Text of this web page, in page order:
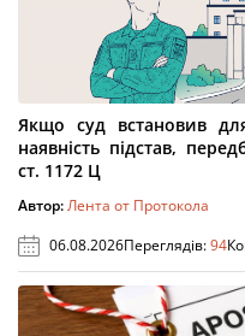
Якщо суд встановив
наявність підстав,
ст. 1172 Ц
Автор:Лента от Протокола
06.08.2026Переглядів:94